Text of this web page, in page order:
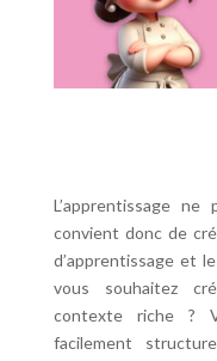
L’apprentissage
convient donc de
d’apprentissage et
vous souhaitez
contexte riche ?
facilement